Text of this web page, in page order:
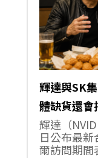
輝達與SK
體缺貨還會
輝達（
日公布最
爾訪問期間